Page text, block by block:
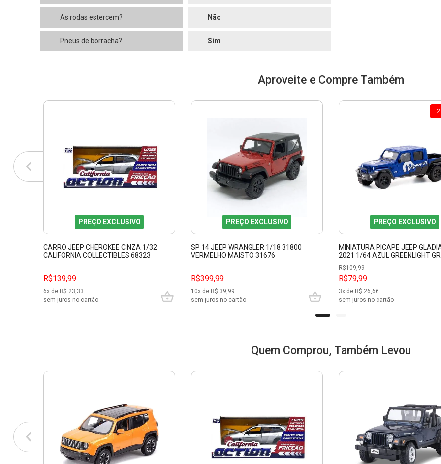
As rodas estercem? Não
Pneus de borracha? Sim
Aproveite e Compre Também
PREÇO EXCLUSIVO
CARRO JEEP CHEROKEE CINZA 1/32
CALIFORNIA COLLECTIBLES 68323
R$139,99
6x de R$ 23,33
sem juros no cartão
PREÇO EXCLUSIVO
SP 14 JEEP WRANGLER 1/18 31800
VERMELHO MAISTO 31676
R$399,99
10x de R$ 39,99
sem juros no cartão
PREÇO EXCLUSIVO
MINIATURA PICAPE JEEP
2021 1/64 AZUL GREENLIGHT
R$109,99
R$79,99
3x de R$ 26,66
sem juros no cartão
Quem Comprou, Também Levou